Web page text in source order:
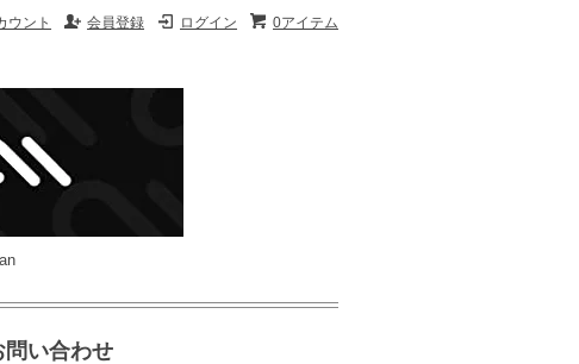
0アイテム
ログイン
会員登録
ウント
問い合わせ